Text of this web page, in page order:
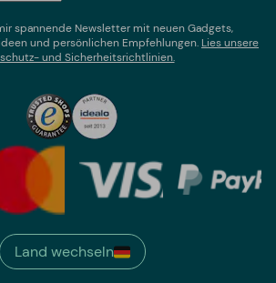
spannende Newsletter mit neuen Gadgets,
und persönlichen Empfehlungen. Lies unsere
und Sicherheitsrichtlinien.
Land wechseln